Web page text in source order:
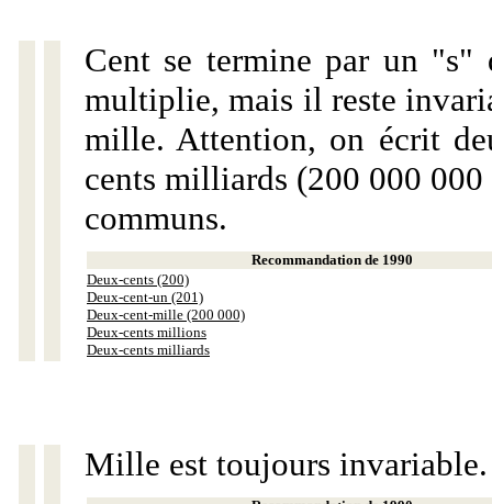
Cent se termine par un "s"
multiplie, mais il reste
mille. Attention, on écrit
cents milliards (200 000
communs.
Recommandation de 1990
Deux-cents (200)
Deux-cent-un (201)
Deux-cent-mille (200 000)
Deux-cents millions
Deux-cents milliards
Mille est toujours invariable.